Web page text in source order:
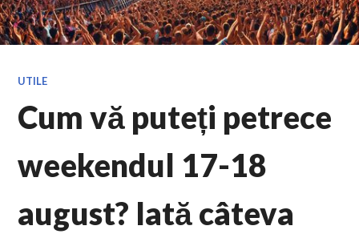
UTILE
Cum vă puteți petrece
weekendul 17-18
august? Iată câteva